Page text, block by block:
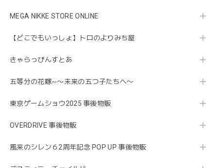
MEGA NIKKE STORE ONLINE
【どこでもいっしょ】トロのよりみち屋
きゃらっぴんすとあ
五等分の花嫁∽〜未来の五つ子たちへ〜
東京ゲームショウ2025 事後物販
OVERDRIVE 事後物販
風来のシレン６2周年記念 POP UP 事後物販